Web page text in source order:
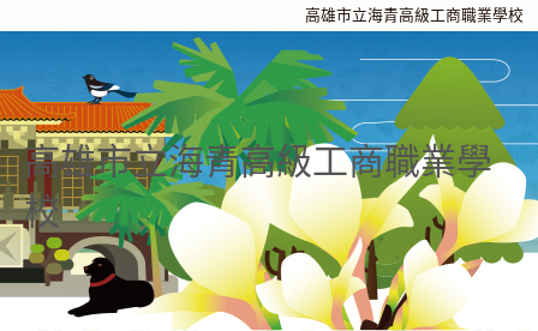
高雄市立海青高級工商職業學校
高雄市立海青高級工商職業學
校